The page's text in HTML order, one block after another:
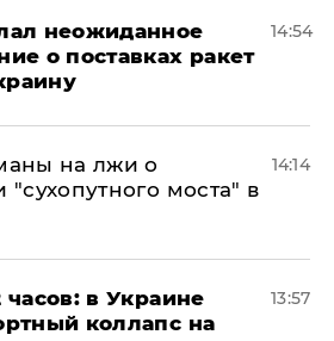
неожиданное
о поставках ракет
14:54
на лжи о
"сухопутного моста" в
14:14
в Украине
коллапс на
13:57